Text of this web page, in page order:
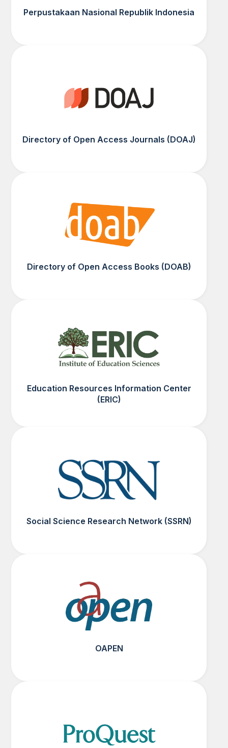
Perpustakaan Nasional Republik Indonesia
Directory of Open Access Journals (DOAJ)
Directory of Open Access Books (DOAB)
Education Resources Information Center
(ERIC)
Social Science Research Network (SSRN)
OAPEN